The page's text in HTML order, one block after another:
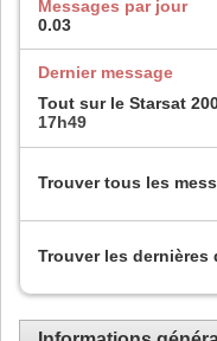
Messages par jour
0.03
Dernier message
Tout sur le Starsat
17h49
Trouver tous les
Trouver les